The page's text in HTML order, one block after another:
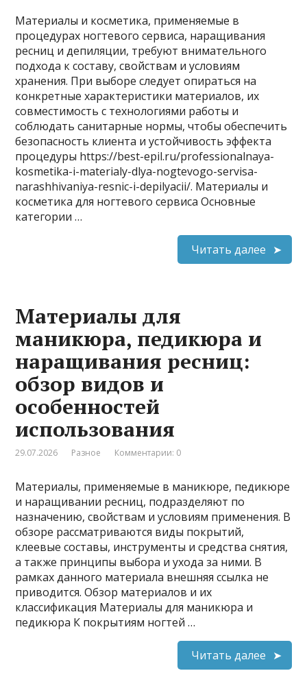
Материалы и косметика, применяемые в
процедурах ногтевого сервиса, наращивания
ресниц и депиляции, требуют внимательного
подхода к составу, свойствам и условиям
хранения. При выборе следует опираться на
конкретные характеристики материалов, их
совместимость с технологиями работы и
соблюдать санитарные нормы, чтобы обеспечить
безопасность клиента и устойчивость эффекта
процедуры https://best-epil.ru/professionalnaya-
kosmetika-i-materialy-dlya-nogtevogo-servisa-
narashhivaniya-resnic-i-depilyacii/. Материалы и
косметика для ногтевого сервиса Основные
категории …
Читать далее
Материалы для
маникюра, педикюра и
наращивания ресниц:
обзор видов и
особенностей
использования
29.07.2026 Разное Комментарии: 0
Материалы, применяемые в маникюре, педикюре
и наращивании ресниц, подразделяют по
назначению, свойствам и условиям применения. В
обзоре рассматриваются виды покрытий,
клеевые составы, инструменты и средства снятия,
а также принципы выбора и ухода за ними. В
рамках данного материала внешняя ссылка не
приводится. Обзор материалов и их
классификация Материалы для маникюра и
педикюра К покрытиям ногтей …
Читать далее